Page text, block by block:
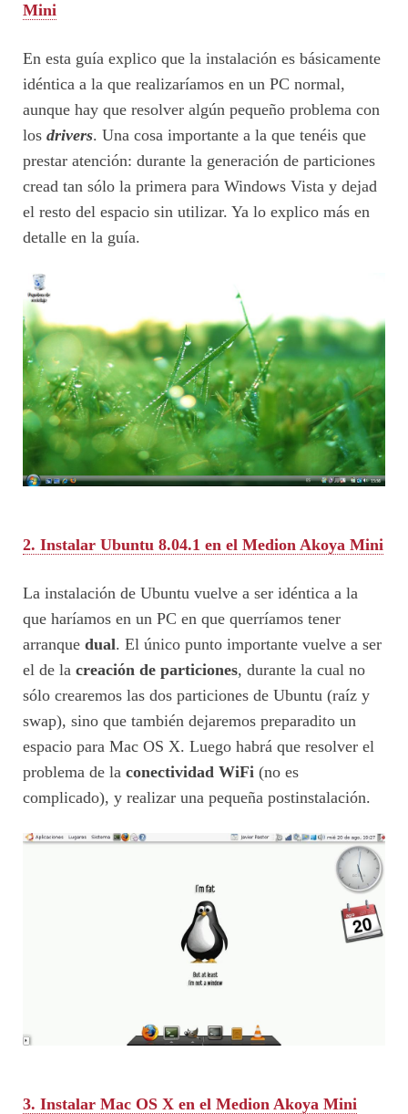
Mini
En esta guía explico que la instalación es básicamente
idéntica a la que realizaríamos en un PC normal,
aunque hay que resolver algún pequeño problema con
los drivers. Una cosa importante a la que tenéis que
prestar atención: durante la generación de particiones
cread tan sólo la primera para Windows Vista y dejad
el resto del espacio sin utilizar. Ya lo explico más en
detalle en la guía.
2. Instalar Ubuntu 8.04.1 en el Medion Akoya Mini
La instalación de Ubuntu vuelve a ser idéntica a la
que haríamos en un PC en que querríamos tener
arranque dual. El único punto importante vuelve a ser
el de la creación de particiones, durante la cual no
sólo crearemos las dos particiones de Ubuntu (raíz y
swap), sino que también dejaremos preparadito un
espacio para Mac OS X. Luego habrá que resolver el
problema de la conectividad WiFi (no es
complicado), y realizar una pequeña postinstalación.
3. Instalar Mac OS X en el Medion Akoya Mini